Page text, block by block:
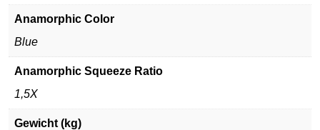
Anamorphic Color
Blue
Anamorphic Squeeze Ratio
1,5X
Gewicht (kg)